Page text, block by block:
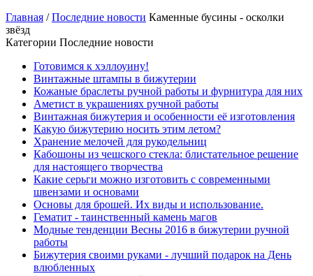
Главная /Последние новости Каменные бусины - осколки
звёзд
Категории Последние новости
Готовимся к хэллоуину!
Винтажные штампы в бижутерии
Кожаные браслеты ручной работы и фурнитура для них
Аметист в украшениях ручной работы
Винтажная бижутерия и особенности её изготовления
Какую бижутерию носить этим летом?
Хранение мелочей для рукодельниц
Кабошоны из чешского стекла: блистательное решение
для настоящего творчества
Какие серьги можно изготовить с современными
швензами и основами
Основы для брошей. Их виды и использование.
Гематит - таинственный камень магов
Модные тенденции Весны 2016 в бижутерии ручной
работы
Бижутерия своими руками - лучший подарок на День
влюбленных